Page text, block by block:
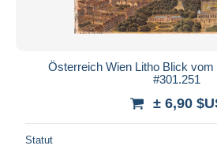
Österreich Wien Litho Blick vom
#301.251
± 6,90
Statut